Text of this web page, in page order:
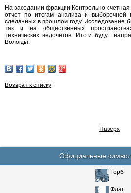
На заседании фракции Контрольно-
отчет по итогам анализа и выборочной
сделанных в прошлом году. Исследование
так и на общественных
технических недочетов. Итоги будут
Вологды.
Возврат к списку
Наверх
Официальные
Герб
Флаг